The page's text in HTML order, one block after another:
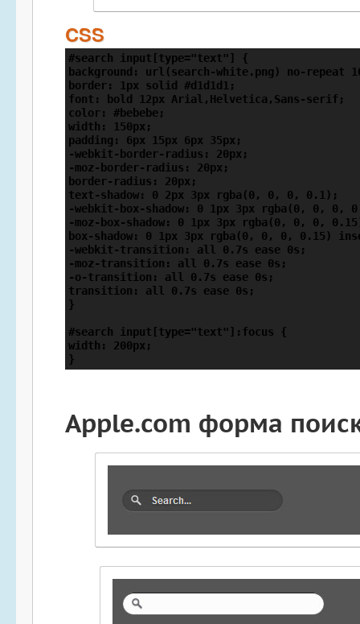
CSS
#search input[type="text"] {
background: url(search-white.png) no-repeat
border: 1px solid #d1d1d1;
font: bold 12px Arial,Helvetica,Sans-serif;
color: #bebebe;
width: 150px;
padding: 6px 15px 6px 35px;
-webkit-border-radius: 20px;
-moz-border-radius: 20px;
border-radius: 20px;
text-shadow: 0 2px 3px rgba(0, 0, 0, 0.1);
-webkit-box-shadow: 0 1px 3px rgba(0, 0, 0,
-moz-box-shadow: 0 1px 3px rgba(0, 0, 0,
box-shadow: 0 1px 3px rgba(0, 0, 0, 0.15)
-webkit-transition: all 0.7s ease 0s;
-moz-transition: all 0.7s ease 0s;
-o-transition: all 0.7s ease 0s;
transition: all 0.7s ease 0s;
}
#search input[type="text"]:focus {
width: 200px;
Apple.com форма